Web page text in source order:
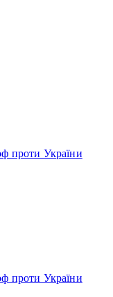
проти України
проти України